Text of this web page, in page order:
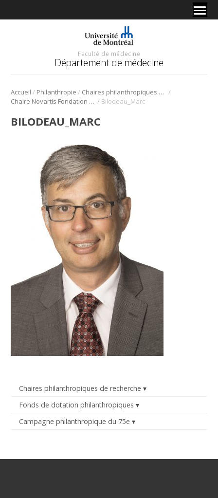
Faculté de médecine
Département de médecine
Accueil / Philanthropie / Chaires philanthropiques de recherche /
Chaire Novartis Fondation Canadienne du foie en hépathologie de l’Université de Montréal / Bilodeau_Marc
Chaires philanthropiques de recherche
Fonds de dotation philanthropiques
Campagne philanthropique du 75e
BILODEAU_MARC